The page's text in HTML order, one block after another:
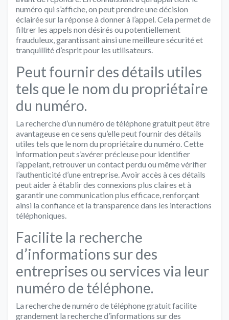
numéro qui s’affiche, on peut prendre une décision
éclairée sur la réponse à donner à l’appel. Cela permet de
filtrer les appels non désirés ou potentiellement
frauduleux, garantissant ainsi une meilleure sécurité et
tranquillité d’esprit pour les utilisateurs.
Peut fournir des détails utiles
tels que le nom du propriétaire
du numéro.
La recherche d’un numéro de téléphone gratuit peut être
avantageuse en ce sens qu’elle peut fournir des détails
utiles tels que le nom du propriétaire du numéro. Cette
information peut s’avérer précieuse pour identifier
l’appelant, retrouver un contact perdu ou même vérifier
l’authenticité d’une entreprise. Avoir accès à ces détails
peut aider à établir des connexions plus claires et à
garantir une communication plus efficace, renforçant
ainsi la confiance et la transparence dans les interactions
téléphoniques.
Facilite la recherche
d’informations sur des
entreprises ou services via leur
numéro de téléphone.
La recherche de numéro de téléphone gratuit facilite
grandement la recherche d’informations sur des